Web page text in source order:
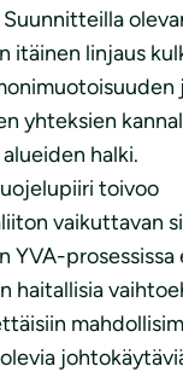
itäinen linjaus
yhteksien
halki.
toivoo
vaikuttavan
YVA-
haitallisia